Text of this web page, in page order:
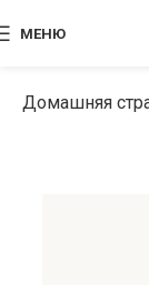
МЕНЮ
Домашняя